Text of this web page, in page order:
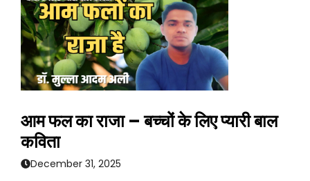
आम फल का राजा – बच्चों के लिए प्यारी बाल
कविता
December 31, 2025